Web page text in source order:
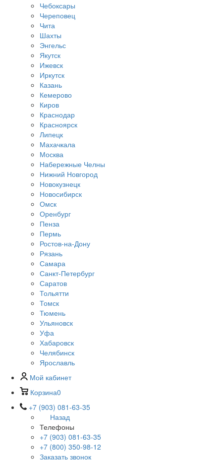
Чебоксары
Череповец
Чита
Шахты
Энгельс
Якутск
Ижевск
Иркутск
Казань
Кемерово
Киров
Краснодар
Красноярск
Липецк
Махачкала
Москва
Набережные Челны
Нижний Новгород
Новокузнецк
Новосибирск
Омск
Оренбург
Пенза
Пермь
Ростов-на-Дону
Рязань
Самара
Санкт-Петербург
Саратов
Тольятти
Томск
Тюмень
Ульяновск
Уфа
Хабаровск
Челябинск
Ярославль
Мой кабинет
Корзина0
+7 (903) 081-63-35
Назад
Телефоны
+7 (903) 081-63-35
+7 (800) 350-98-12
Заказать звонок